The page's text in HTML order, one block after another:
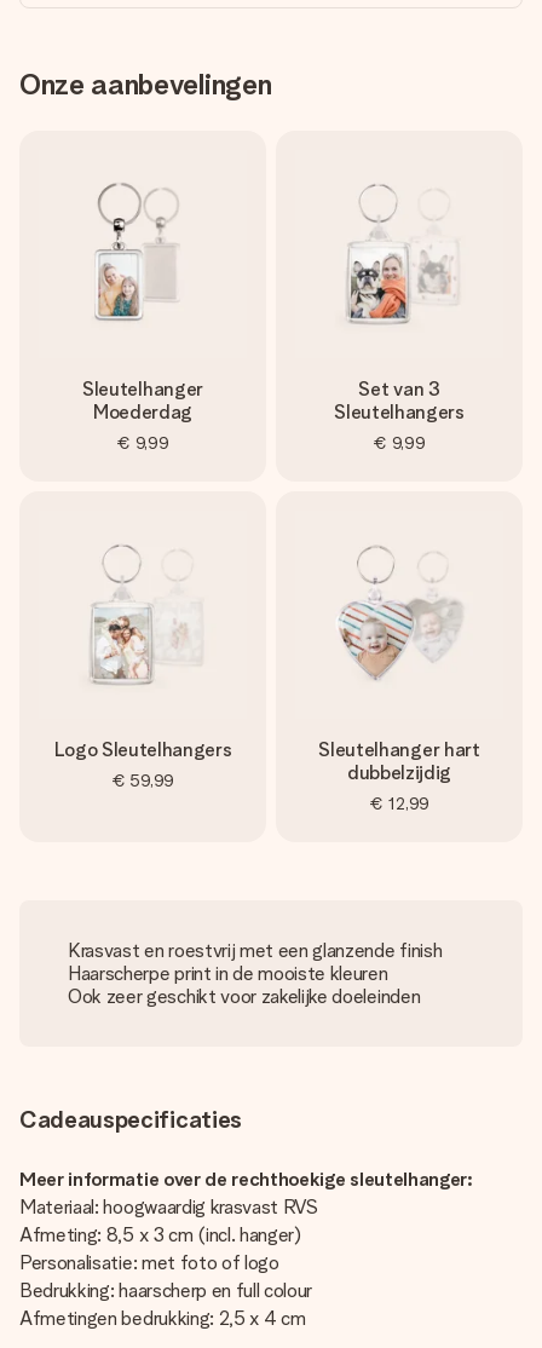
Onze aanbevelingen
Sleutelhanger
Moederdag
€ 9,99
Set van 3
Sleutelhangers
€ 9,99
Logo Sleutelhangers
€ 59,99
Sleutelhanger hart
dubbelzijdig
€ 12,99
Krasvast en roestvrij met een glanzende finish
Haarscherpe print in de mooiste kleuren
Ook zeer geschikt voor zakelijke doeleinden
Cadeauspecificaties
Meer informatie over de rechthoekige sleutelhanger:
Materiaal: hoogwaardig krasvast RVS
Afmeting: 8,5 x 3 cm (incl. hanger)
Personalisatie: met foto of logo
Bedrukking: haarscherp en full colour
Afmetingen bedrukking: 2,5 x 4 cm